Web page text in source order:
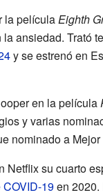
la películaEighth
ansiedad. Trató
y se estrenó en
en la película
y varias
nominado a
Netflix su cuarto
19en 2020.